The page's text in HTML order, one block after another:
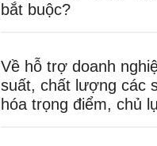
bắt buộc?
Về hỗ trợ doanh
suất, chất lượng các
hóa trọng điểm, chủ